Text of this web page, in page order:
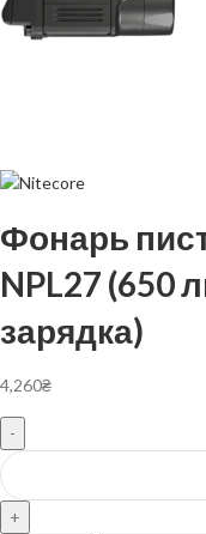
Фонарь
NPL27 (650
зарядка)
4,260₴